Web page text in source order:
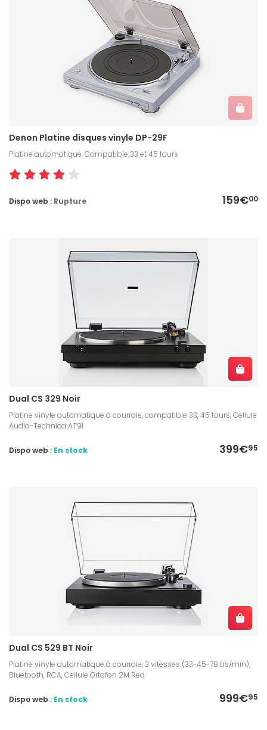
Denon Platine disques vinyle DP-29F
Platine automatique, Compatible 33 et 45 tours
159€00
Dispo web : Rupture
Dual CS 329 Noir
Platine vinyle automatique à courroie, compatible 33, 45 tours, Cellule
Audio-Technica AT91
399€95
Dispo web : En stock
Dual CS 529 BT Noir
Platine vinyle automatique à courroie, 3 vitesses (33-45-78 trs/min),
Bluetooth, RCA, Cellule Ortofon 2M Red
999€95
Dispo web : En stock